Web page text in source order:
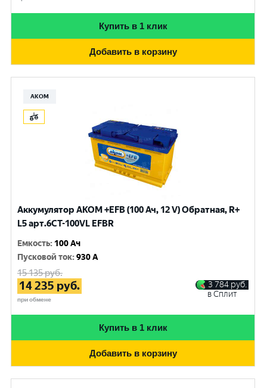
Купить в 1 клик
Добавить в корзину
АКОМ
Аккумулятор AKOM +EFB (100 Ач, 12 V) Обратная, R+
L5 арт.6СТ-100VL EFBR
Емкость: 100 Ач
Пусковой ток:930 A
15 135руб.
14 235 руб.
при обмене
3 784 руб.
в Сплит
Купить в 1 клик
Добавить в корзину